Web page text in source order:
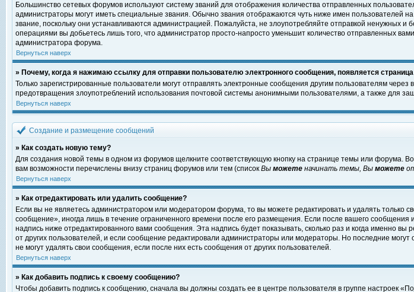
Большинство сетевых форумов используют систему званий для отображения количества отправленных
администраторы могут иметь специальные звания. Обычно звания отображаются чуть ниже имен пользователей
звание, поскольку они устанавливаются администрацией. Пожалуйста, не злоупотребляйте отправкой
операциями вы добьетесь лишь того, что администратор просто-напросто уменьшит количество отправленных
администратора форума.
Вернуться наверх
» Почему, когда я нажимаю ссылку для отправки пользователю электронного сообщения, появляется
Только зарегистрированные пользователи могут отправлять электронные сообщения другим пользователям
предотвращения злоупотреблений использования почтовой системы анонимными пользователями, а также для
Вернуться наверх
Создание и размещение сообщений
» Как создать новую тему?
Для создания новой темы в одном из форумов щелкните соответствующую кнопку на странице темы или форума.
вам возможности перечислены внизу страниц форумов или тем (список Вы можете начинать темы, Вы можете
Вернуться наверх
» Как отредактировать или удалить сообщение?
Если вы не являетесь администратором или модератором форума, то вы можете редактировать и удалять
сообщение», иногда лишь в течение ограниченного времени после его размещения. Если после вашего
надпись ниже отредактированного вами сообщения. Эта надпись будет показывать, сколько раз и когда именно
от других пользователей, и если сообщение редактировали администраторы или модераторы. Но последние
не могут удалять свои сообщения, если после них есть сообщения от других пользователей.
Вернуться наверх
» Как добавить подпись к своему сообщению?
Чтобы добавить подпись к сообщению, сначала вы должны создать ее в центре пользователя в группе настроек